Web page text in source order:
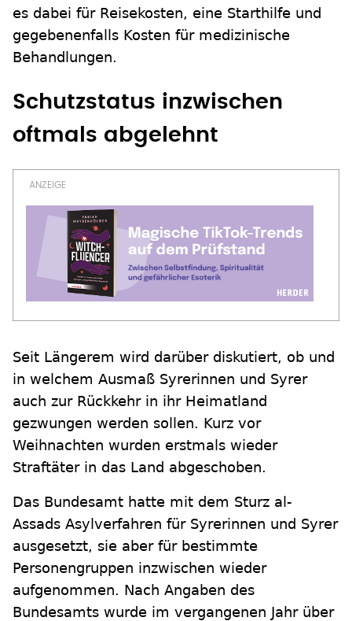
es dabei für Reisekosten, eine Starthilfe und
gegebenenfalls Kosten für medizinische
Behandlungen.
Schutzstatus inzwischen
oftmals abgelehnt
Seit Längerem wird darüber diskutiert, ob und
in welchem Ausmaß Syrerinnen und Syrer
auch zur Rückkehr in ihr Heimatland
gezwungen werden sollen. Kurz vor
Weihnachten wurden erstmals wieder
Straftäter in das Land abgeschoben.
Das Bundesamt hatte mit dem Sturz al-
Assads Asylverfahren für Syrerinnen und Syrer
ausgesetzt, sie aber für bestimmte
Personengruppen inzwischen wieder
aufgenommen. Nach Angaben des
Bundesamts wurde im vergangenen Jahr über